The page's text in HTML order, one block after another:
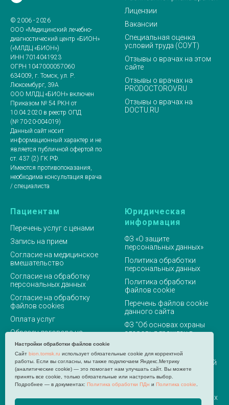
Настройки обработки файлов cookie
Сайт bion.tomsk.ru использует обязательные cookie для корректной
работы. Если вы согласны, мы также подключаем Яндекс.Метрику
(аналитические cookie) — это помогает нам улучшать сайт. Вы можете
принять все cookie, только обязательные или настроить выбор.
Подробнее — в документах: Политика обработки ПДн и Политика cookie
© 2006 - 2026
ООО «Медицинский лечебно-
диагностический центр «БИОН»
(«МЛДЦ «БИОН»)
ИНН 7014041923
ОГРН 1047000057060
634009, г. Томск, ул. Р.
Люксембург, 39А
ООО МЛДЦ «БИОН» включен
Приказом № 54 РКН от
10.04.2020 в реестр ОПД
(№ 70-20-004019)
Данный сайт носит
информационный характер и не
является публичной офертой по
ст. 437 (2) ГК РФ.
Имеются противопоказания,
необходима консультация врача
/ специалиста
Лицензии
Вакансии
Специальная оценка
условий труда (СОУТ)
Отзывы о врачах на этом
сайте
Отзывы о врачах на
PRODOCTOROV.RU
Отзывы о врачах на
DOCTU.RU
Пациентам
Перечень услуг с ценами
Запись на прием
Согласие на медицинское
вмешательство
Согласие на обработку
персональных данных
Согласие на обработку
файлов cookies
Оплата услуг
Образец договора на
оказание услуг
Справка в налоговую
Оставьте свой отзыв
+7 (3822) 51-63-75
Юридическая
информация
ФЗ «О защите
персональных данных»
Политика обработки
персональных данных
Политика обработки
файлов cookie
Перечень файлов cookie
данного сайта
ФЗ "Об основах охраны
здоровья граждан в
Программа
государственных гарантий
Правила внутреннего
распорядка
Правила оказания платных